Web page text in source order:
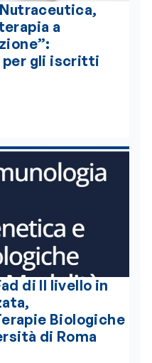
a
per gli iscritti
di II livello in
Biologiche
di Roma